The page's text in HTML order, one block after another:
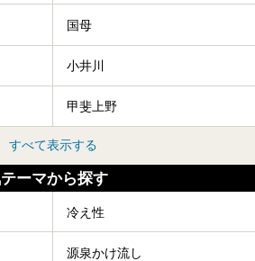
国母
小井川
甲斐上野
すべて表示する
ーマから探す
冷え性
源泉かけ流し